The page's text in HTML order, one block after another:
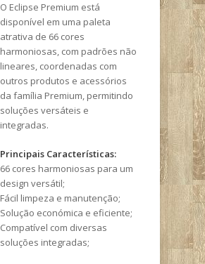
O Eclipse Premium está
disponível em uma paleta
atrativa de 66 cores
harmoniosas, com padrões não
lineares, coordenadas com
outros produtos e acessórios
da família Premium, permitindo
soluções versáteis e
integradas.
Principais Características:
66 cores harmoniosas para um
design versátil;
Fácil limpeza e manutenção;
Solução económica e eficiente;
Compatível com diversas
soluções integradas;